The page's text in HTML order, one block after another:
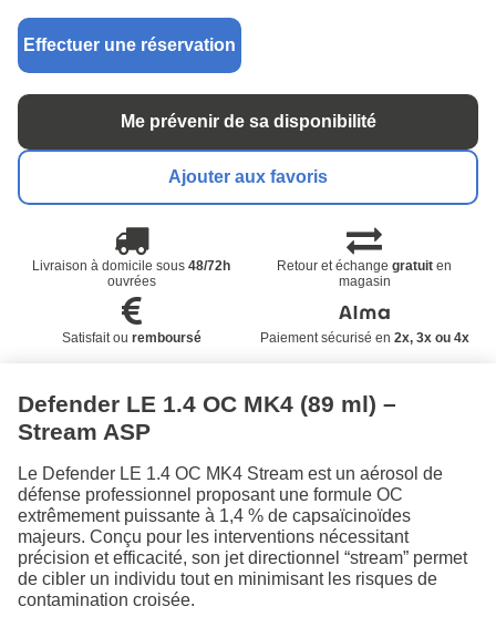
Effectuer une réservation
Me prévenir de sa disponibilité
Ajouter aux favoris
Livraison à domicile sous48/72h
ouvrées
Retour et échangegratuit en
magasin
Satisfait ou remboursé Paiement sécurisé en 2x, 3x ou 4x
Defender LE 1.4 OC MK4 (89 ml) –
Stream ASP
Le Defender LE 1.4 OC MK4 Stream est un aérosol de
défense professionnel proposant une formule OC
extrêmement puissante à 1,4 % de capsaïcinoïdes
majeurs. Conçu pour les interventions nécessitant
précision et efficacité, son jet directionnel “stream” permet
de cibler un individu tout en minimisant les risques de
contamination croisée.